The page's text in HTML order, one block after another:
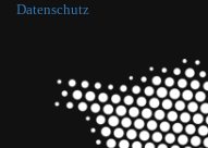
Datenschutz